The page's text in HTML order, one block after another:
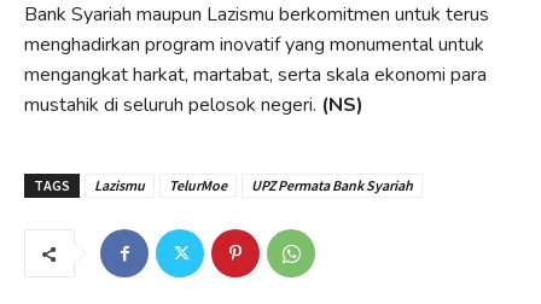
Bank Syariah maupun Lazismu berkomitmen untuk terus
menghadirkan program inovatif yang monumental untuk
mengangkat harkat, martabat, serta skala ekonomi para
mustahik di seluruh pelosok negeri. (NS)
TAGS Lazismu TelurMoe UPZ Permata Bank Syariah